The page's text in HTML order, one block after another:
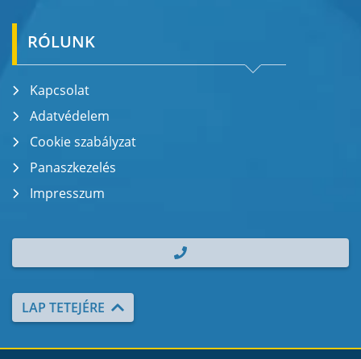
RÓLUNK
Kapcsolat
Adatvédelem
Cookie szabályzat
Panaszkezelés
Impresszum
| TEL.: +36 70 700 2000
LAP TETEJÉRE